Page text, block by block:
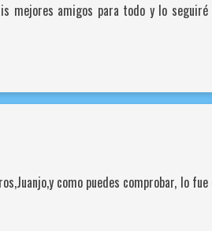
mejores amigos para todo y lo seguiré
como puedes comprobar, lo